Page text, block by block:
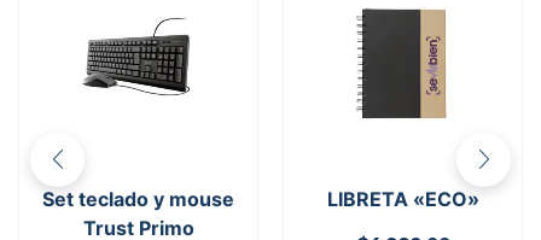
Set teclado y mouse
Trust Primo
LIBRETA «ECO»